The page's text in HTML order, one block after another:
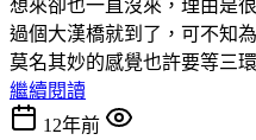
想來卻也一直沒來，理由是
過個大漢橋就到了，可不知
莫名其妙的感覺也許要等三
繼續閱讀
12年前